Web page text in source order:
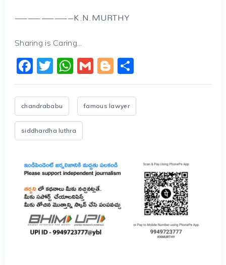
————–K.N.MURTHY
Sharing is Caring...
Facebook
Twitter
WhatsApp
GmailBlogger
Share
chandrababu famous lawyer
siddhardha luthra